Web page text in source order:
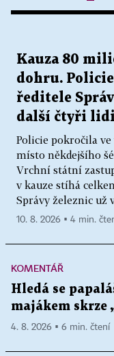
Kauza 80
dohru.
ředitele
další čtyři lidi
Policie pokročila
místo někdejšího
Vrchní státní
v kauze stíhá
Správy železnic už
10. 8. 2026 ▪ 4 min.
KOMENTÁŘ
Hledá se
majákem skrze
4. 8. 2026 ▪ 6 min. čtení